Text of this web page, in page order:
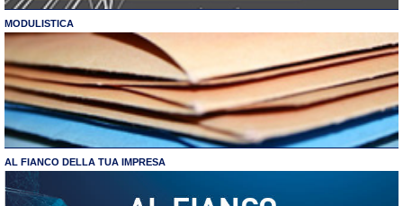
MODULISTICA
AL FIANCO DELLA TUA IMPRESA